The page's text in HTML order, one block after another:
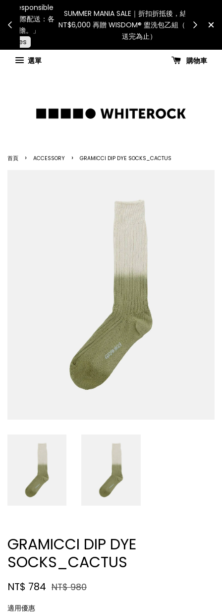
務將暫停配送。 如遇假日、天災或其
素，出貨安排可能調整，敬請見諒
查看國內宅配最新公告
International Shipping:
for all customs duties and
國進口關稅與稅費須由收
選單
購物車
首頁 › ACCESSORY › GRAMICCI DIP DYE SOCKS_CACTUS
GRAMICCI DIP DYE
SOCKS_CACTUS
NT$ 784 NT$ 980
適用優惠